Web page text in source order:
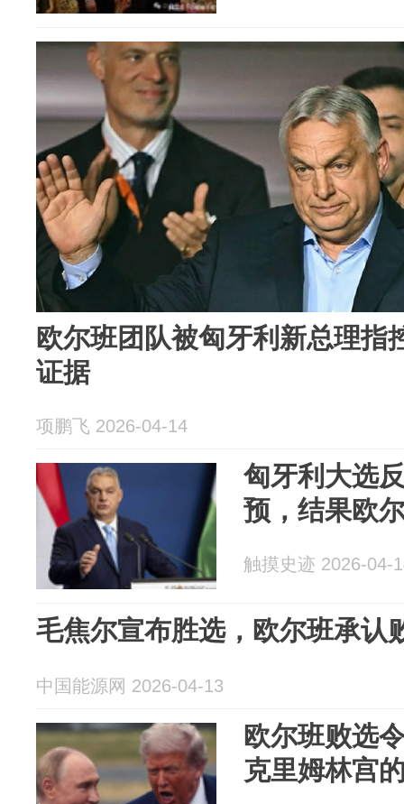
欧尔班团队被匈牙利新总理指
证据
项鹏飞 2026-04-14
匈牙利大选
预，结果欧
触摸史迹 2026-04-
毛焦尔宣布胜选，欧尔班承认
中国能源网 2026-04-13
欧尔班败选
克里姆林宫